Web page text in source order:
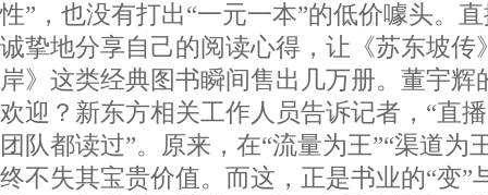
性”，也没有打出“一元一本”的低价噱头。
诚挚地分享自己的阅读心得，让《苏东坡传
岸》这类经典图书瞬间售出几万册。董宇辉
欢迎？新东方相关工作人员告诉记者，“直
团队都读过”。原来，在“流量为王”“渠道为
终不失其宝贵价值。而这，正是书业的“